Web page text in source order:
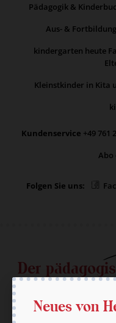
Pädagogik &
Aus- &
kindergarten heute
Kleinstkinder in Kita
Kundenservice +49 761
Abo
Folgen Sie uns:
Der
Pädagogik-Newsletter
Neues von